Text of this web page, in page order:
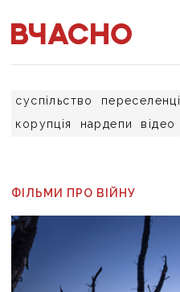
суспільство переселенці
корупція
нардепи відео
ФІЛЬМИ ПРО ВІЙНУ